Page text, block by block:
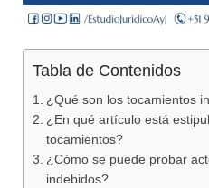
Tabla de Contenidos
¿Qué son los tocamientos
¿En qué artículo está
tocamientos?
¿Cómo se puede probar
indebidos?